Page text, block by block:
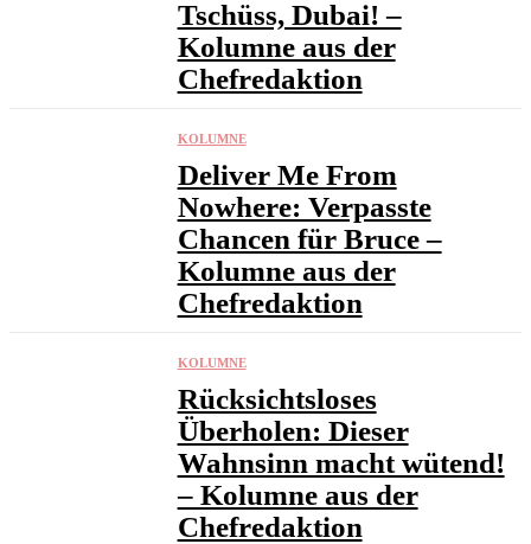
Tschüss, Dubai! –
Kolumne aus der
Chefredaktion
KOLUMNE
Deliver Me From
Nowhere: Verpasste
Chancen für Bruce –
Kolumne aus der
Chefredaktion
KOLUMNE
Rücksichtsloses
Überholen: Dieser
Wahnsinn macht wütend!
– Kolumne aus der
Chefredaktion